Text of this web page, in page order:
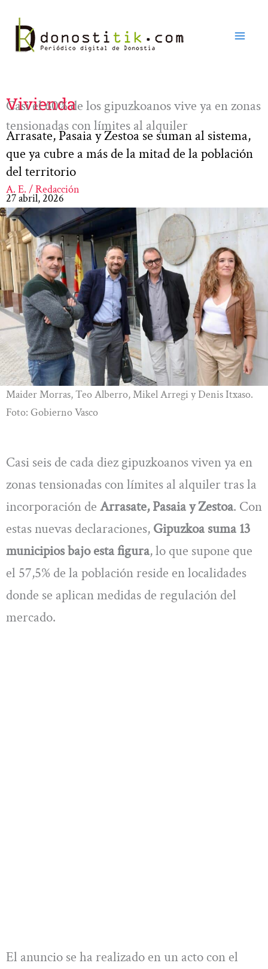
contenido
Vivienda
Casi el 60% de los gipuzkoanos vive ya en zonas
tensionadas con límites al alquiler
Arrasate, Pasaia y Zestoa se suman al sistema,
que ya cubre a más de la mitad de la población
del territorio
A. E. / Redacción
27 abril, 2026
Maider Morras, Teo Alberro, Mikel Arregi y Denis Itxaso.
Foto: Gobierno Vasco
Casi seis de cada diez gipuzkoanos viven ya en
zonas tensionadas con límites al alquiler tras la
incorporación de Arrasate, Pasaia y Zestoa. Con
estas nuevas declaraciones, Gipuzkoa suma 13
municipios bajo esta figura, lo que supone que
el 57,5% de la población reside en localidades
donde se aplican medidas de regulación del
mercado.
El anuncio se ha realizado en un acto con el